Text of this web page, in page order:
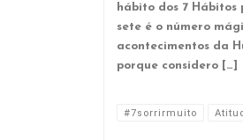
hábito dos 7
sete é o número
acontecimentos da
porque considero […]
#7sorrirmuito